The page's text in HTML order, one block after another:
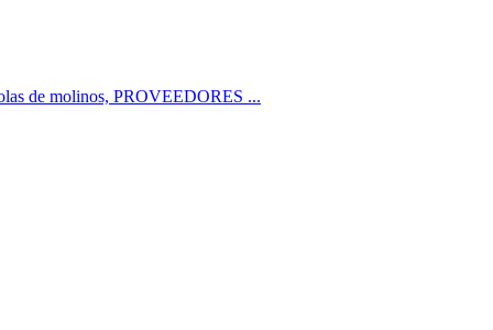
de molinos, PROVEEDORES ...